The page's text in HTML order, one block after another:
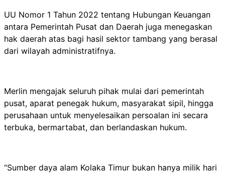
UU Nomor 1 Tahun 2022 tentang Hubungan Keuangan
antara Pemerintah Pusat dan Daerah juga menegaskan
hak daerah atas bagi hasil sektor tambang yang berasal
dari wilayah administratifnya.
Merlin mengajak seluruh pihak mulai dari pemerintah
pusat, aparat penegak hukum, masyarakat sipil, hingga
perusahaan untuk menyelesaikan persoalan ini secara
terbuka, bermartabat, dan berlandaskan hukum.
“Sumber daya alam Kolaka Timur bukan hanya milik hari